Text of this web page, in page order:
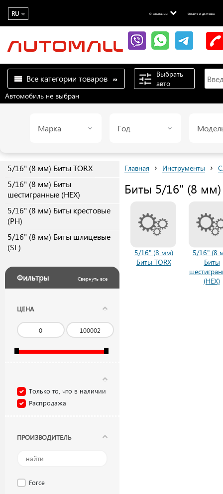
RU О компании Оплата и доставка
Все категории товаров
Выбрать
авто
Автомобиль не выбран
Марка Год
5/16" (8 мм) Биты TORX
5/16" (8 мм) Биты
шестигранные (HEX)
5/16" (8 мм) Биты крестовые
(PH)
5/16" (8 мм) Биты шлицевые
(SL)
Фильтры Свернуть все
ЦЕНА
Только то, что в наличии
Распродажа
ПРОИЗВОДИТЕЛЬ
Force
Главная › Инструменты ›
Биты 5/16" (8 мм)
5/16" (8 мм)
Биты TORX
5/16" (8
Биты
(HEX)